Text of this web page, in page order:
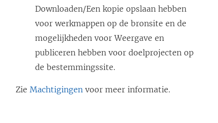
Downloaden/Een kopie opslaan hebben
voor werkmappen op de bronsite en de
mogelijkheden voor Weergave en
publiceren hebben voor doelprojecten op
de bestemmingssite.
Zie Machtigingen voor meer informatie.